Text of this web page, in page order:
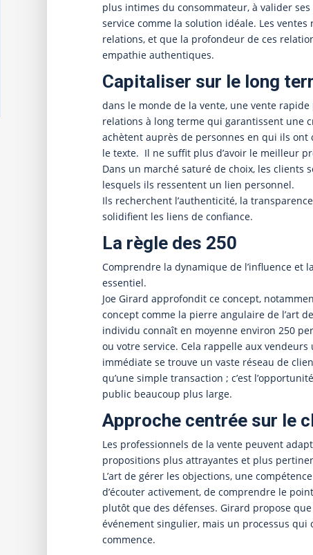
plus intimes du consommateur, à valider
service comme la solution idéale. Les
relations, et que la profondeur de ces
empathie authentiques.
Capitaliser sur le long
dans le monde de la vente, une vente
relations à long terme qui garantissent une
achètent auprès de personnes en qui ils
le texte. Il ne suffit plus d’avoir le meilleur
Dans un marché saturé de choix, les clients
lesquels ils ressentent un lien personnel.
Ils recherchent l’authenticité, la
solidifient les liens de confiance.
La règle des 250
Comprendre la dynamique de l’influence et
essentiel.
Joe Girard approfondit ce concept,
concept comme la pierre angulaire de l’art
individu connaît en moyenne environ 250
ou votre service. Cela rappelle aux
immédiate se trouve un vaste réseau de
qu’une simple transaction ; c’est
public beaucoup plus large.
Approche centrée sur le
Les professionnels de la vente peuvent
propositions plus attrayantes et plus
L’art de gérer les objections, une
d’écouter activement, de comprendre le
plutôt que des défenses. Girard propose
événement singulier, mais un processus
commence.